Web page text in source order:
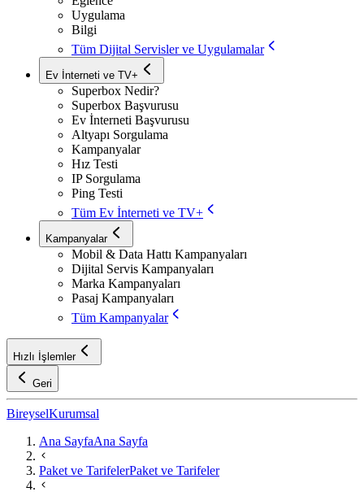
Uygulama
Bilgi
Tüm Dijital Servisler ve Uygulamalar
Ev İnterneti ve TV+
Superbox Nedir?
Superbox Başvurusu
Ev İnterneti Başvurusu
Altyapı Sorgulama
Kampanyalar
Hız Testi
IP Sorgulama
Ping Testi
Tüm Ev İnterneti ve TV+
Kampanyalar
Mobil & Data Hattı Kampanyaları
Dijital Servis Kampanyaları
Marka Kampanyaları
Pasaj Kampanyaları
Tüm Kampanyalar
Hızlı İşlemler
Geri
BireyselKurumsal
Ana SayfaAna Sayfa
Paket ve TarifelerPaket ve Tarifeler